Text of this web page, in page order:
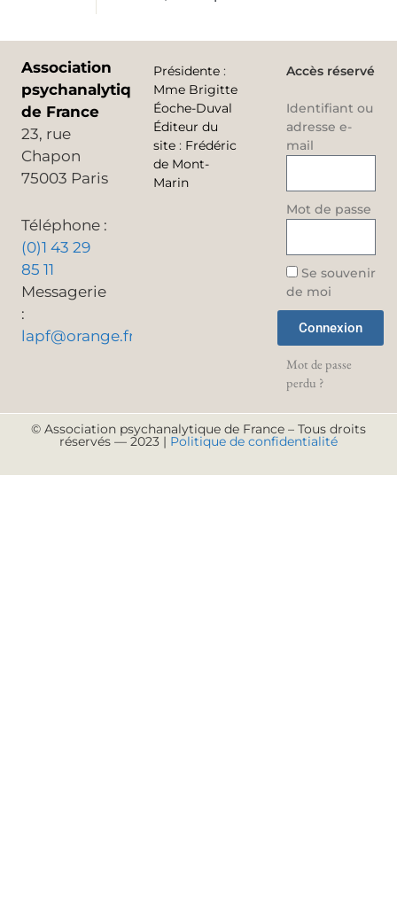
Association
psychanalytique
de France
23, rue
Chapon
75003 Paris
Téléphone :
(0)1 43 29
85 11
Messagerie
:
lapf@orange.fr
Présidente :
Mme Brigitte
Éoche-Duval
Éditeur du
site : Frédéric
de Mont-
Marin
Accès réservé
Identifiant ou
adresse e-
mail
Mot de passe
Se souvenir
de moi
Connexion
Mot de passe
perdu ?
© Association psychanalytique de France – Tous droits
réservés — 2023 | Politique de confidentialité